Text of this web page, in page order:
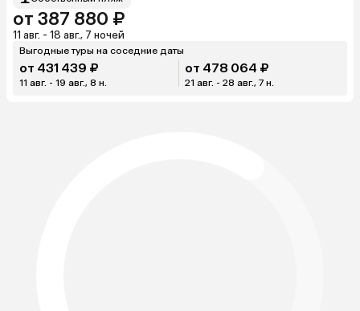
от 387 880 ₽
11 авг. - 18 авг., 7 ночей
Выгодные туры на соседние даты
от 431 439 ₽
11 авг. - 19 авг., 8 н.
от 478 064 ₽
21 авг. - 28 авг., 7 н.